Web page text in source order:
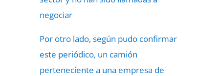
negociar
Por otro lado, según pudo confirmar
este periódico, un camión
perteneciente a una empresa de